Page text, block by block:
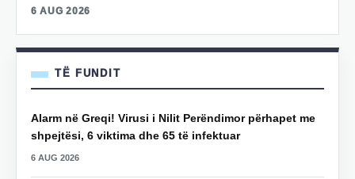
6 AUG 2026
TË FUNDIT
Alarm në Greqi! Virusi i Nilit Perëndimor përhapet me
shpejtësi, 6 viktima dhe 65 të infektuar
6 AUG 2026